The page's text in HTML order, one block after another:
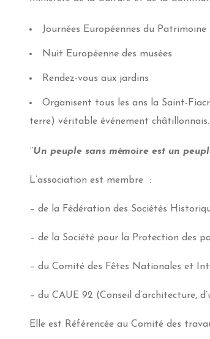
Journées Européennes du Patrimoine
Nuit Européenne des musées
Rendez-vous aux jardins
Organisent tous les ans la Saint-
terre) véritable événement châtillonnais.
‘‘Un peuple sans mémoire est un
L’association est membre :
– de la Fédération des Sociétés
– de la Société pour la Protection des
– du Comité des Fêtes Nationales et
– du CAUE 92 (Conseil d’architecture,
Elle est Référencée au Comité des